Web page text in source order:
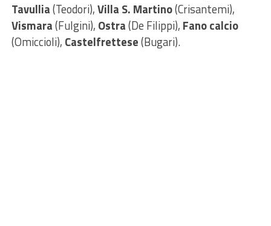
Tavullia(Teodori),Villa S. Martino(Crisantemi),
Vismara(Fulgini), Ostra(De Filippi), Fano calcio
(Omiccioli), Castelfrettese(Bugari).